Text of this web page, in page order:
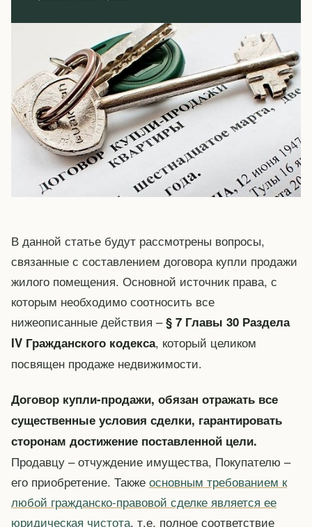
В данной статье будут рассмотрены вопросы,
связанные с составлением договора купли продажи
жилого помещения. Основной источник права, с
которым необходимо соотносить все
нижеописанные действия –§ 7 Главы 30 Раздела
IV Гражданского кодекса, который целиком
посвящен продаже недвижимости.
Договор купли-продажи, обязан отражать все
существенные условия сделки, гарантировать
сторонам достижение поставленной цели.
Продавцу – отчуждение имущества, Покупателю –
его приобретение. Также основным требованием к
любой гражданско-правовой сделке является ее
юридическая чистота, т.е. полное соответствие